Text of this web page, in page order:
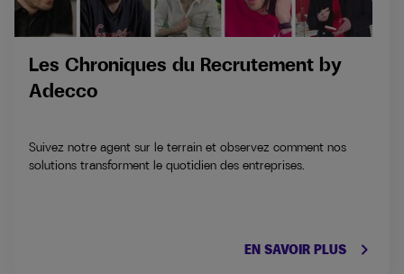
Les Chroniques du Recrutement by
Adecco
Suivez notre agent sur le terrain et observez comment nos
solutions transforment le quotidien des entreprises.
EN SAVOIR PLUS keyboard_arrow_right